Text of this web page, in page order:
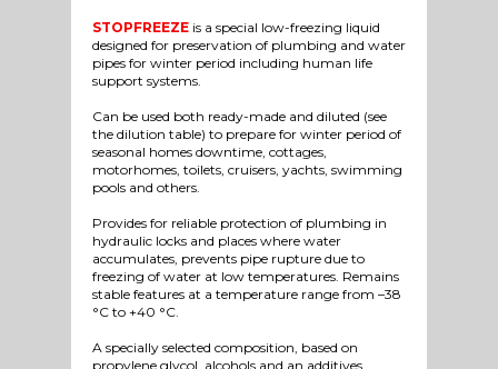
STOPFREEZE is a special low-freezing liquid
designed for preservation of plumbing and water
pipes for winter period including human life
support systems.
Can be used both ready-made and diluted (see
the dilution table) to prepare for winter period of
seasonal homes downtime, cottages,
motorhomes, toilets, cruisers, yachts, swimming
pools and others.
Provides for reliable protection of plumbing in
hydraulic locks and places where water
accumulates, prevents pipe rupture due to
freezing of water at low temperatures. Remains
stable features at a temperature range from –38
°C to +40 °C.
A specially selected composition, based on
propylene glycol, alcohols and an additives